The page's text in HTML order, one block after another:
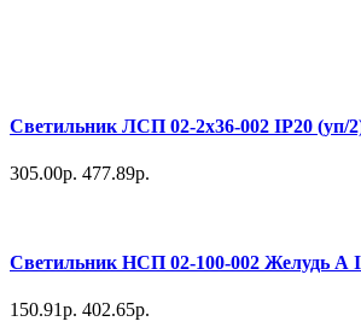
Светильник ЛСП 02-2х36-002 IP20 (уп/
305.00р. 477.89р.
Светильник НСП 02-100-002 Желудь А
150.91р. 402.65р.